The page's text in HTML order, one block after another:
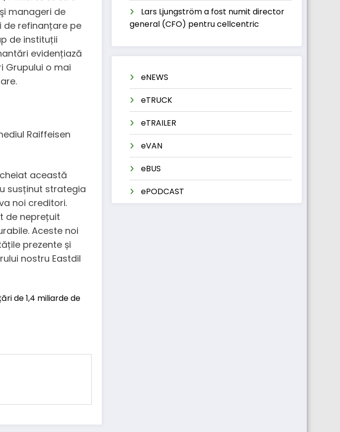
manageri de
de refinanțare pe
de instituții
evidențiază
Grupului o mai
Raiffeisen
această
susținut strategia
noi creditori.
de neprețuit
Aceste noi
prezente și
nostru Eastdil
Lars Ljungström a fost numit director
general (CFO) pentru cellcentric
eNEWS
eTRUCK
eTRAILER
eVAN
eBUS
ePODCAST